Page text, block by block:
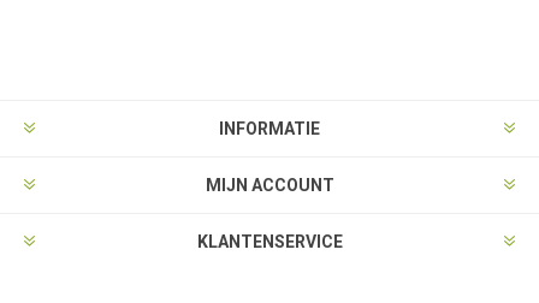
INFORMATIE
MIJN ACCOUNT
KLANTENSERVICE